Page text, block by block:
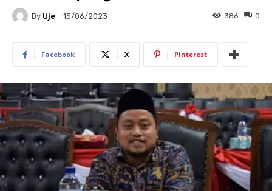
By Uje 15/06/2023 0
386
Facebook X Pinterest